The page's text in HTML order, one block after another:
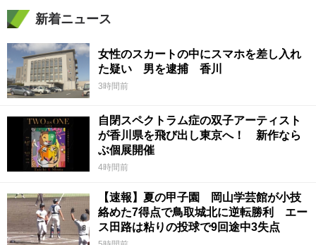
新着ニュース
女性のスカートの中にスマホを差し入れ
た疑い 男を逮捕 香川
3時間前
自閉スペクトラム症の双子アーティスト
が香川県を飛び出し東京へ！ 新作なら
ぶ個展開催
4時間前
【速報】夏の甲子園 岡山学芸館が小技
絡めた7得点で鳥取城北に逆転勝利 エー
ス田路は粘りの投球で9回途中3失点